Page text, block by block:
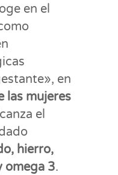
en el
en
las mujeres
el
hierro,
omega 3.